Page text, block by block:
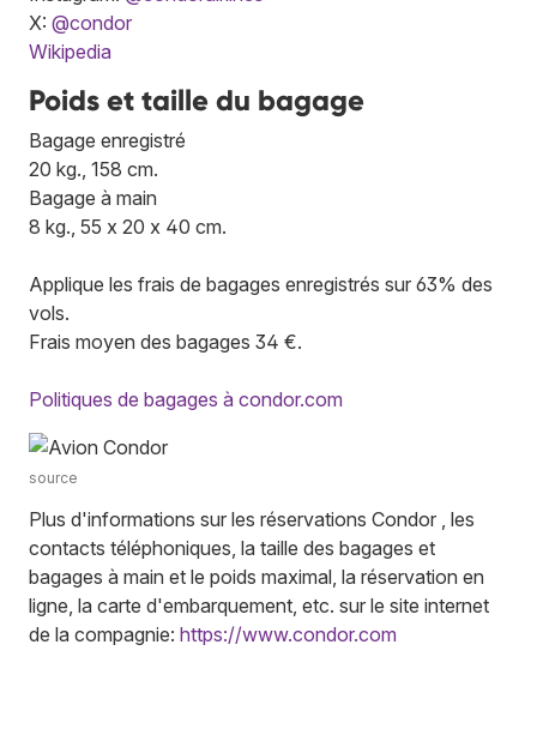
X: @condor
Wikipedia
Poids et taille du bagage
Bagage enregistré
20 kg., 158 cm.
Bagage à main
8 kg., 55 x 20 x 40 cm.
Applique les frais de bagages enregistrés sur 63% des
vols.
Frais moyen des bagages 34 €.
Politiques de bagages à condor.com
source
Plus d'informations sur les réservations Condor , les
contacts téléphoniques, la taille des bagages et
bagages à main et le poids maximal, la réservation en
ligne, la carte d'embarquement, etc. sur le site internet
de la compagnie: https://www.condor.com